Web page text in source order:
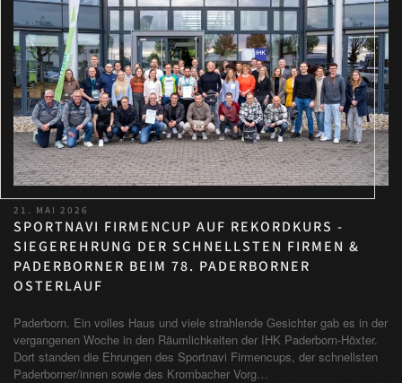
21. MAI 2026
SPORTNAVI FIRMENCUP AUF REKORDKURS -
SIEGEREHRUNG DER SCHNELLSTEN FIRMEN &
PADERBORNER BEIM 78. PADERBORNER
OSTERLAUF
Paderborn. Ein volles Haus und viele strahlende Gesichter gab es in der
vergangenen Woche in den Räumlichkeiten der IHK Paderborn-Höxter.
Dort standen die Ehrungen des Sportnavi Firmencups, der schnellsten
Paderborner/innen sowie des Krombacher Vorg…